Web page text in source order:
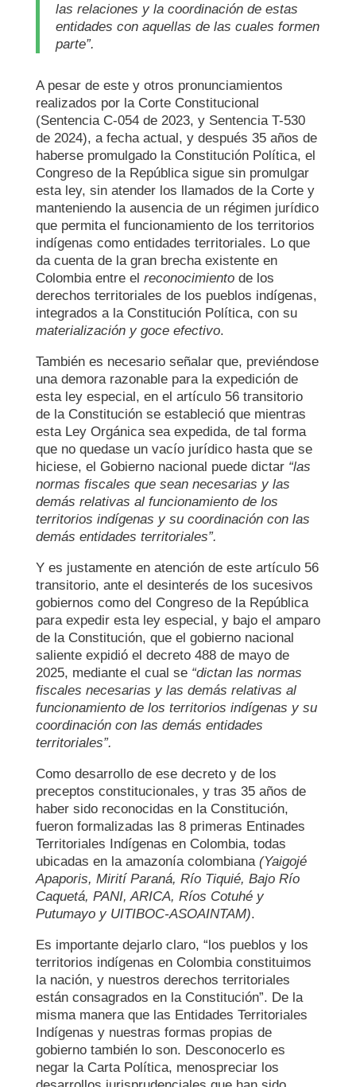
las relaciones y la coordinación de estas
entidades con aquellas de las cuales formen
parte”.
A pesar de este y otros pronunciamientos
realizados por la Corte Constitucional
(Sentencia C-054 de 2023, y Sentencia T-530
de 2024), a fecha actual, y después 35 años de
haberse promulgado la Constitución Política, el
Congreso de la República sigue sin promulgar
esta ley, sin atender los llamados de la Corte y
manteniendo la ausencia de un régimen jurídico
que permita el funcionamiento de los territorios
indígenas como entidades territoriales. Lo que
da cuenta de la gran brecha existente en
Colombia entre el reconocimientode los
derechos territoriales de los pueblos indígenas,
integrados a la Constitución Política, con su
materialización y goce efectivo.
También es necesario señalar que, previéndose
una demora razonable para la expedición de
esta ley especial, en el artículo 56 transitorio
de la Constitución se estableció que mientras
esta Ley Orgánica sea expedida, de tal forma
que no quedase un vacío jurídico hasta que se
hiciese, el Gobierno nacional puede dictar“las
normas fiscales que sean necesarias y las
demás relativas al funcionamiento de los
territorios indígenas y su coordinación con las
demás entidades territoriales”.
Y es justamente en atención de este artículo 56
transitorio, ante el desinterés de los sucesivos
gobiernos como del Congreso de la República
para expedir esta ley especial, y bajo el amparo
de la Constitución, que el gobierno nacional
saliente expidió el decreto 488 de mayo de
2025, mediante el cual se “dictan las normas
fiscales necesarias y las demás relativas al
funcionamiento de los territorios indígenas y su
coordinación con las demás entidades
territoriales”.
Como desarrollo de ese decreto y de los
preceptos constitucionales, y tras 35 años de
haber sido reconocidas en la Constitución,
fueron formalizadas las 8 primeras Entinades
Territoriales Indígenas en Colombia, todas
ubicadas en la amazonía colombiana (Yaigojé
Apaporis, Mirití Paraná, Río Tiquié, Bajo Río
Caquetá, PANI, ARICA, Ríos Cotuhé y
Putumayo y UITIBOC-ASOAINTAM).
Es importante dejarlo claro, “los pueblos y los
territorios indígenas en Colombia constituimos
la nación, y nuestros derechos territoriales
están consagrados en la Constitución”. De la
misma manera que las Entidades Territoriales
Indígenas y nuestras formas propias de
gobierno también lo son. Desconocerlo es
negar la Carta Política, menospreciar los